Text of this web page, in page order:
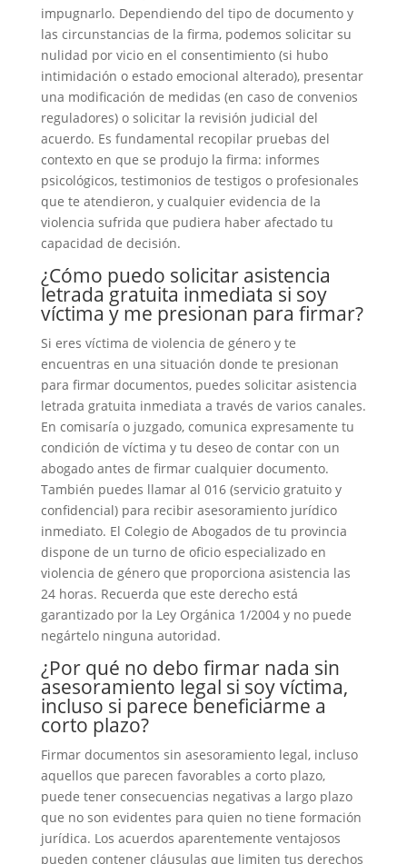
impugnarlo. Dependiendo del tipo de documento y
las circunstancias de la firma, podemos solicitar su
nulidad por vicio en el consentimiento (si hubo
intimidación o estado emocional alterado), presentar
una modificación de medidas (en caso de convenios
reguladores) o solicitar la revisión judicial del
acuerdo. Es fundamental recopilar pruebas del
contexto en que se produjo la firma: informes
psicológicos, testimonios de testigos o profesionales
que te atendieron, y cualquier evidencia de la
violencia sufrida que pudiera haber afectado tu
capacidad de decisión.
¿Cómo puedo solicitar asistencia
letrada gratuita inmediata si soy
víctima y me presionan para firmar?
Si eres víctima de violencia de género y te
encuentras en una situación donde te presionan
para firmar documentos, puedes solicitar asistencia
letrada gratuita inmediata a través de varios canales.
En comisaría o juzgado, comunica expresamente tu
condición de víctima y tu deseo de contar con un
abogado antes de firmar cualquier documento.
También puedes llamar al 016 (servicio gratuito y
confidencial) para recibir asesoramiento jurídico
inmediato. El Colegio de Abogados de tu provincia
dispone de un turno de oficio especializado en
violencia de género que proporciona asistencia las
24 horas. Recuerda que este derecho está
garantizado por la Ley Orgánica 1/2004 y no puede
negártelo ninguna autoridad.
¿Por qué no debo firmar nada sin
asesoramiento legal si soy víctima,
incluso si parece beneficiarme a
corto plazo?
Firmar documentos sin asesoramiento legal, incluso
aquellos que parecen favorables a corto plazo,
puede tener consecuencias negativas a largo plazo
que no son evidentes para quien no tiene formación
jurídica. Los acuerdos aparentemente ventajosos
pueden contener cláusulas que limiten tus derechos